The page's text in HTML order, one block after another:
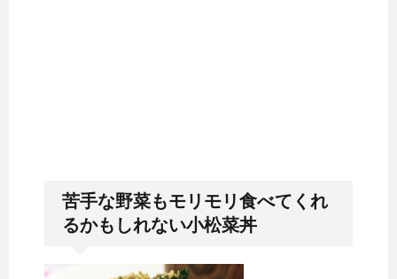
苦手な野菜もモリモリ食べてくれ
るかもしれない小松菜丼